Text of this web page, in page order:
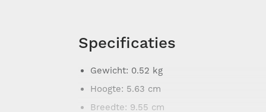
Specificaties
Gewicht: 0.52 kg
Hoogte: 5.63 cm
Breedte: 9.55 cm